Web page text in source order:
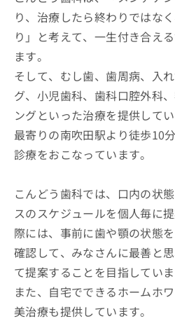
り、治療したら終わりではな
り」と考えて、一生付き合え
ます。
そして、むし歯、歯周病、入
グ、小児歯科、歯科口腔外科
ングといった治療を提供してい
最寄りの南吹田駅より徒歩10
診療をおこなっています。
こんどう歯科では、口内の状
スのスケジュールを個人毎に
際には、事前に歯や顎の状態
確認して、みなさんに最善と
て提案することを目指していま
また、自宅でできるホームホ
美治療も提供しています。